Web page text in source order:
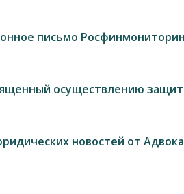
письмо
осуществлению
новостей от